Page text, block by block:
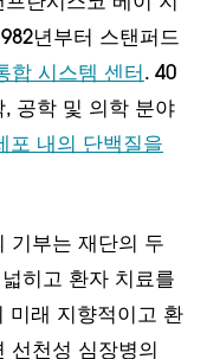
년부터 스탠퍼드
합 시스템 센터 . 40
공학 및 의학 분야
포 내의 단백질을
기부는 재단의 두
히고 환자 치료를
미래 지향적이고 환
선천성 심장병의